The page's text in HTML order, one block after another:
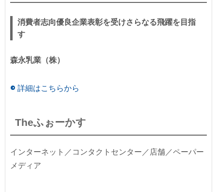
消費者志向優良企業表彰を受けさらなる飛躍を目指
す
森永乳業（株）
詳細はこちらから
Theふぉーかす
インターネット／コンタクトセンター／店舗／ペーパー
メディア